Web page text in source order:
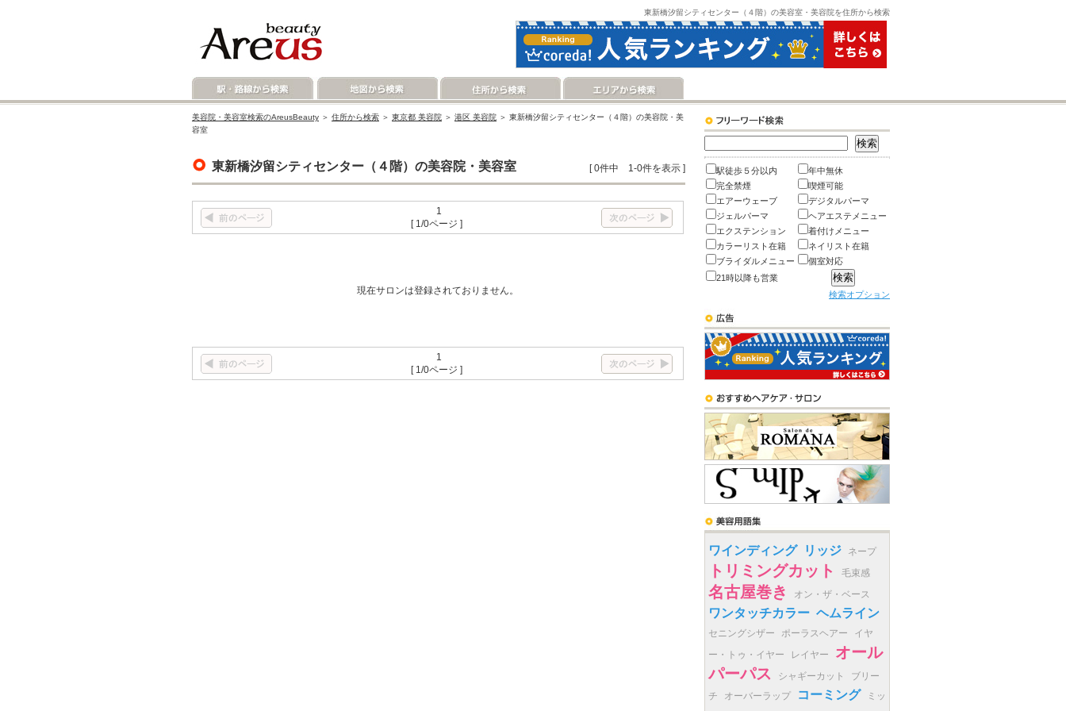
東新橋汐留シティセンター（４階）の美容室・美容院を住所から検索
美容院・美容室検索のAreusBeauty ＞ 住所から検索 ＞ 東京都 美容院 ＞ 港区 美容院 ＞ 東新橋汐留シティセンター（４階）の美容院・美
容室
東新橋汐留シティセンター（４階）の美容院・美容室 [ 0件中 1-0件を表示 ]
1
[ 1/0ページ ]
現在サロンは登録されておりません。
1
[ 1/0ページ ]
駅徒歩５分以内
年中無休
完全禁煙
喫煙可能
エアーウェーブ
デジタルパーマ
ジェルパーマ
ヘアエステメニュー
エクステンション
着付けメニュー
カラーリスト在籍
ネイリスト在籍
ブライダルメニュー
個室対応
21時以降も営業
検索オプション
ワインディング リッジ ネープ
トリミングカット 毛束感
名古屋巻き オン・ザ・ベース
ワンタッチカラー ヘムライン
セニングシザー ポーラスヘアー
イヤ
ー・トゥ・イヤー
レイヤー
オール
パーパス
シャギーカット
ブリー
チ
オーバーラップ コーミング
ミッ